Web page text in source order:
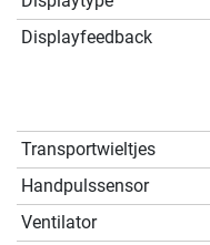
Displayfeedback
Transportwieltjes
Handpulssensor
Ventilator